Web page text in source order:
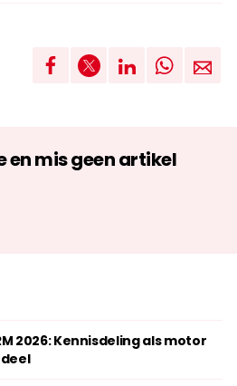
en mis geen artikel
2026: Kennisdeling als motor